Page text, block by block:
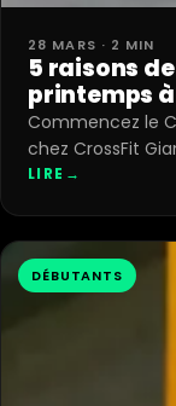
28 MARS · 2 MIN
5 raisons
printemps
Commencez le
chez CrossFit
LIRE →
DÉBUTANTS